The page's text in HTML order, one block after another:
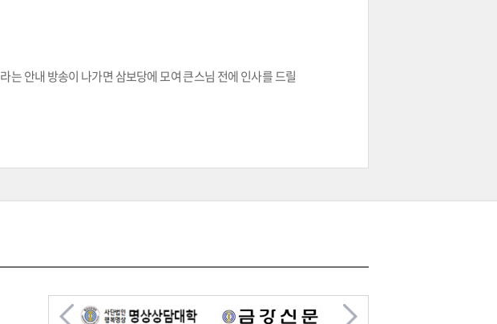
는 안내 방송이 나가면 삼보당에 모여 큰스님 전에 인사를 드릴